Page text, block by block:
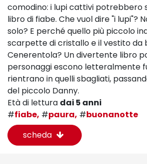
comodino: i lupi cattivi potrebbero
libro di fiabe. Che vuol dire "i lupi"?
solo? E perché quello più piccolo
scarpette di cristallo e il vestito da
Cenerentola? Un divertente libro
personaggi escono letteralmente
rientrano in quelli sbagliati,
del piccolo Danny.
Età di lettura dai 5 anni
#fiabe, #paura, #buonanotte
scheda